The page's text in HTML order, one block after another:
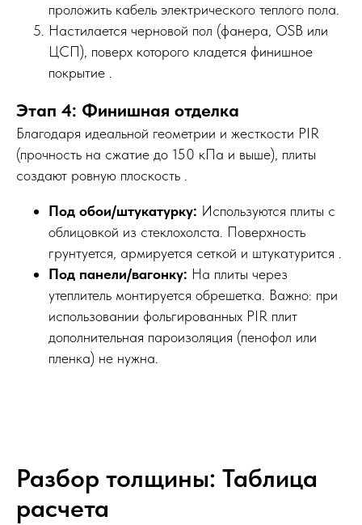
проложить кабель электрического теплого пола.
Настилается черновой пол (фанера, OSB или
ЦСП), поверх которого кладется финишное
покрытие .
Этап 4: Финишная отделка
Благодаря идеальной геометрии и жесткости PIR
(прочность на сжатие до 150 кПа и выше), плиты
создают ровную плоскость .
Под обои/штукатурку: Используются плиты с
облицовкой из стеклохолста. Поверхность
грунтуется, армируется сеткой и штукатурится .
Под панели/вагонку: На плиты через
утеплитель монтируется обрешетка. Важно: при
использовании фольгированных PIR плит
дополнительная пароизоляция (пенофол или
пленка) не нужна.
Разбор толщины: Таблица
расчета